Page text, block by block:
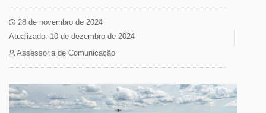
28 de novembro de 2024
Atualizado: 10 de dezembro de 2024
Assessoria de Comunicação